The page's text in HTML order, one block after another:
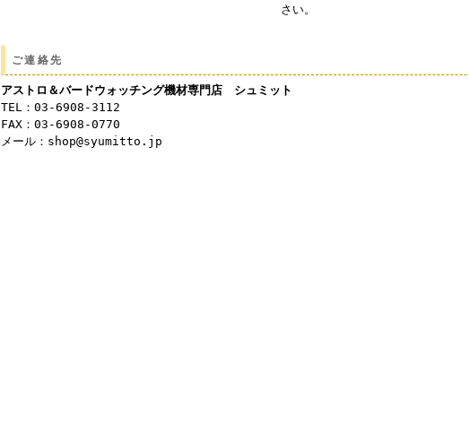
さい。
ご連絡先
アストロ＆バードウォッチング機材専門店 シュミット
TEL：03-6908-3112
FAX：03-6908-0770
メール：shop@syumitto.jp